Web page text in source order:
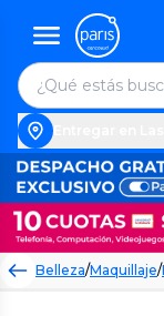
Belleza/Maquillaje/